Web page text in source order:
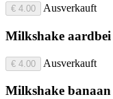
€ 4.00 Ausverkauft
Milkshake aardbei
€ 4.00 Ausverkauft
Milkshake banaan